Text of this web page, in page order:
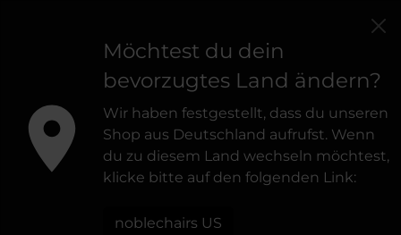
Möchtest du dein
bevorzugtes Land ändern?
Wir haben festgestellt, dass du unseren
Shop aus Deutschland aufrufst. Wenn
du zu diesem Land wechseln möchtest,
klicke bitte auf den folgenden Link:
noblechairs US